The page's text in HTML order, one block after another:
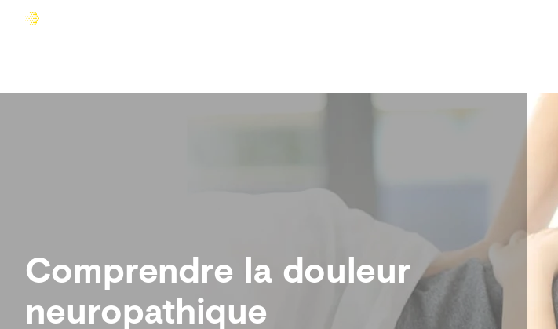
Comprendre la douleur
neuropathique